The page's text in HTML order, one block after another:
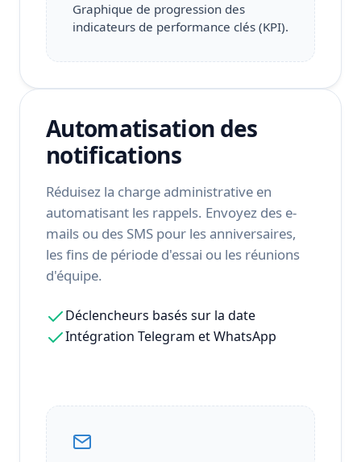
Graphique de progression des
indicateurs de performance clés (KPI).
Automatisation des
notifications
Réduisez la charge administrative en
automatisant les rappels. Envoyez des e-
mails ou des SMS pour les anniversaires,
les fins de période d'essai ou les réunions
d'équipe.
Déclencheurs basés sur la date
Intégration Telegram et WhatsApp